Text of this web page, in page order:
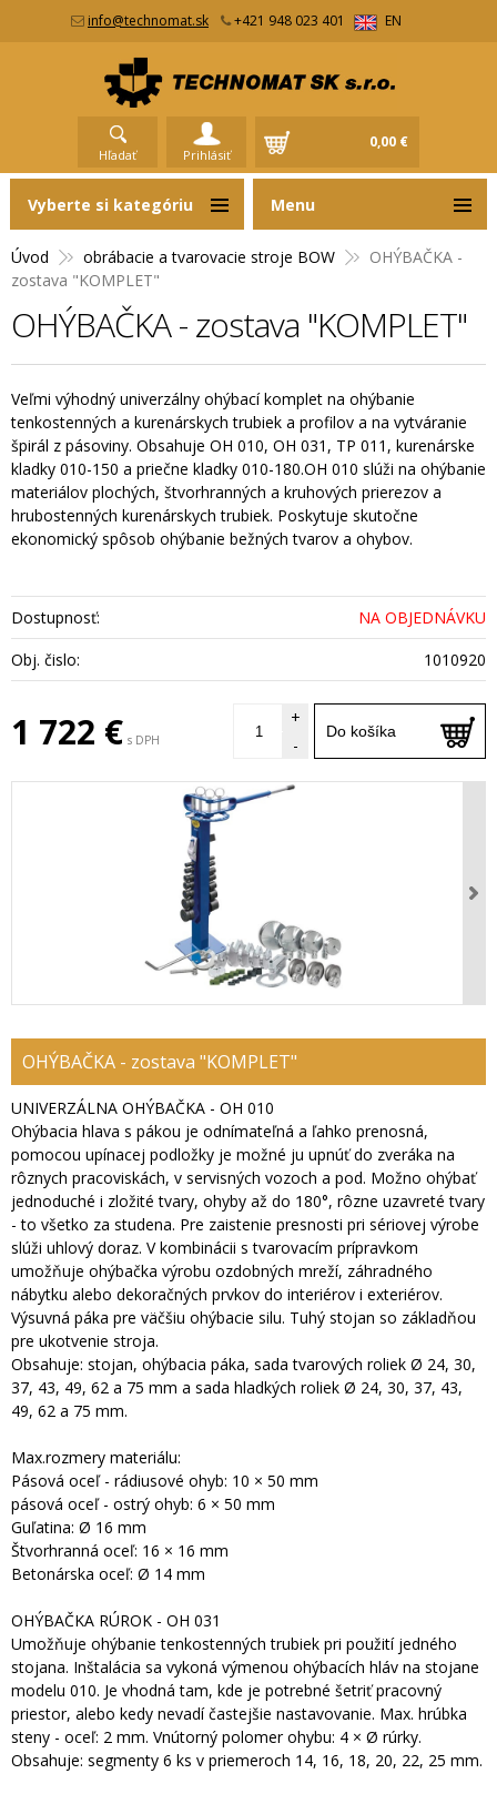
info@technomat.sk +421 948 023 401 EN
Hľadať Prihlásiť
0,00 €
Úvod obrábacie a tvarovacie stroje BOW
OHÝBAČKA -
zostava "KOMPLET"
OHÝBAČKA - zostava "KOMPLET"
Veľmi výhodný univerzálny ohýbací komplet na ohýbanie
tenkostenných a kurenárskych trubiek a profilov a na vytváranie
špirál z pásoviny. Obsahuje OH 010, OH 031, TP 011, kurenárske
kladky 010-150 a priečne kladky 010-180.OH 010 slúži na ohýbanie
materiálov plochých, štvorhranných a kruhových prierezov a
hrubostenných kurenárskych trubiek. Poskytuje skutočne
ekonomický spôsob ohýbanie bežných tvarov a ohybov.
Dostupnosť:
NA OBJEDNÁVKU
Obj. čislo:
1010920
1 722 € s DPH Do košíka
+
-
OHÝBAČKA - zostava "KOMPLET"
UNIVERZÁLNA OHÝBAČKA - OH 010
Ohýbacia hlava s pákou je odnímateľná a ľahko prenosná,
pomocou upínacej podložky je možné ju upnúť do zveráka na
rôznych pracoviskách, v servisných vozoch a pod. Možno ohýbať
jednoduché i zložité tvary, ohyby až do 180°, rôzne uzavreté tvary
- to všetko za studena. Pre zaistenie presnosti pri sériovej výrobe
slúži uhlový doraz. V kombinácii s tvarovacím prípravkom
umožňuje ohýbačka výrobu ozdobných mreží, záhradného
nábytku alebo dekoračných prvkov do interiérov i exteriérov.
Výsuvná páka pre väčšiu ohýbacie silu. Tuhý stojan so základňou
pre ukotvenie stroja.
Obsahuje: stojan, ohýbacia páka, sada tvarových roliek Ø 24, 30,
37, 43, 49, 62 a 75 mm a sada hladkých roliek Ø 24, 30, 37, 43,
49, 62 a 75 mm.
Max.rozmery materiálu:
Pásová oceľ - rádiusové ohyb: 10 × 50 mm
pásová oceľ - ostrý ohyb: 6 × 50 mm
Guľatina: Ø 16 mm
Štvorhranná oceľ: 16 × 16 mm
Betonárska oceľ: Ø 14 mm
OHÝBAČKA RÚROK - OH 031
Umožňuje ohýbanie tenkostenných trubiek pri použití jedného
stojana. Inštalácia sa vykoná výmenou ohýbacích hláv na stojane
modelu 010. Je vhodná tam, kde je potrebné šetriť pracovný
priestor, alebo kedy nevadí častejšie nastavovanie. Max. hrúbka
steny - oceľ: 2 mm. Vnútorný polomer ohybu: 4 × Ø rúrky.
Obsahuje: segmenty 6 ks v priemeroch 14, 16, 18, 20, 22, 25 mm.
Vyberte si kategóriu Menu